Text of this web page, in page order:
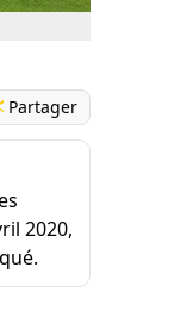
Partager
2020,